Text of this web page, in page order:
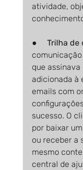
atividade,
● Trilha de
que
adicionada à
emails com
sucesso. O
por baixar
ou receber a
mesmo
central de